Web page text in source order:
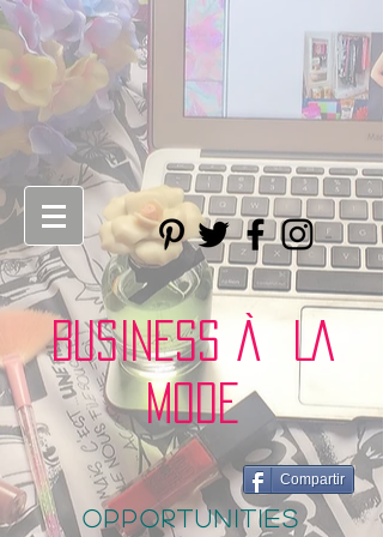
BUSINESS À LA
MODE
Compartir
opportunities